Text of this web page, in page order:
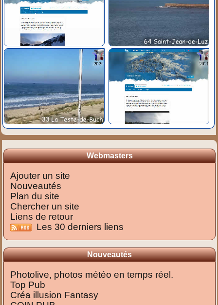
Webmasters
Ajouter un site
Nouveautés
Plan du site
Chercher un site
Liens de retour
Les 30 derniers liens
Nouveautés
Photolive, photos météo en temps réel.
Top Pub
Créa illusion Fantasy